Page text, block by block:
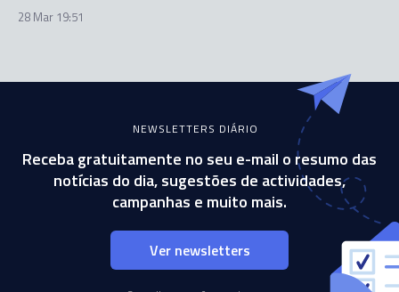
28 Mar 19:51
NEWSLETTERS DIÁRIO
Receba gratuitamente no seu e-mail o resumo das
notícias do dia, sugestões de actividades,
campanhas e muito mais.
Ver newsletters